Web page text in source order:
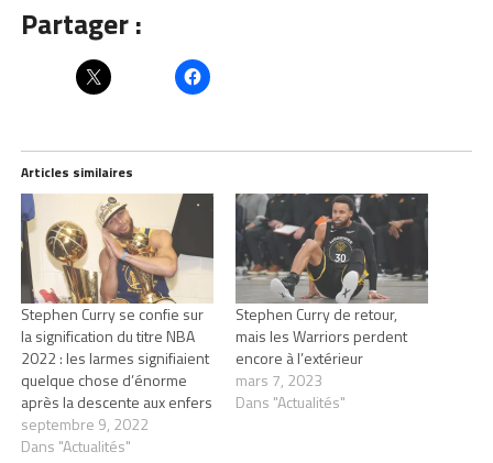
Partager :
Articles similaires
Stephen Curry se confie sur
la signification du titre NBA
2022 : les larmes signifiaient
quelque chose d’énorme
après la descente aux enfers
septembre 9, 2022
Dans "Actualités"
Stephen Curry de retour,
mais les Warriors perdent
encore à l’extérieur
mars 7, 2023
Dans "Actualités"